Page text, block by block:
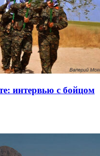
интервью с бойцом